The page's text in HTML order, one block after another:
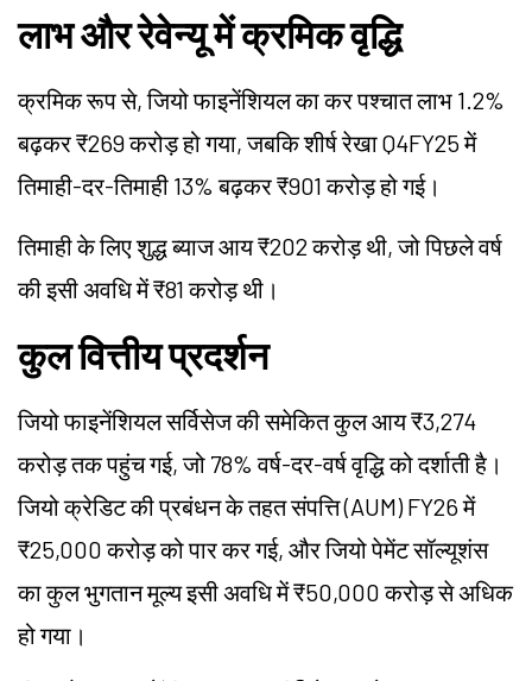
लाभ और रेवेन्यू में क्रमिक वृद्धि
क्रमिक रूप से, जियो फाइनेंशियल का कर पश्चात लाभ 1.2%
बढ़कर ₹269 करोड़ हो गया, जबकि शीर्ष रेखा Q4FY25 में
तिमाही-दर-तिमाही 13% बढ़कर ₹901 करोड़ हो गई।
तिमाही के लिए शुद्ध ब्याज आय ₹202 करोड़ थी, जो पिछले वर्ष
की इसी अवधि में ₹81 करोड़ थी।
कुल वित्तीय प्रदर्शन
जियो फाइनेंशियल सर्विसेज की समेकित कुल आय ₹3,274
करोड़ तक पहुंच गई, जो 78% वर्ष-दर-वर्ष वृद्धि को दर्शाती है।
जियो क्रेडिट की प्रबंधन के तहत संपत्ति (AUM) FY26 में
₹25,000 करोड़ को पार कर गई, और जियो पेमेंट सॉल्यूशंस
का कुल भुगतान मूल्य इसी अवधि में ₹50,000 करोड़ से अधिक
हो गया।